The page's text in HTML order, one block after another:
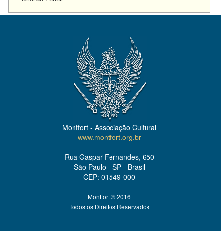
Montfort - Associação Cultural
www.montfort.org.br
Rua Gaspar Fernandes, 650
São Paulo - SP - Brasil
CEP: 01549-000
Montfort © 2016
Todos os Direitos Reservados